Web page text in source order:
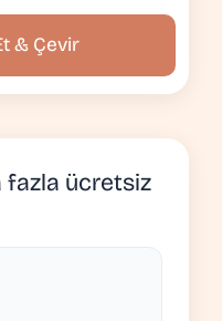
& Çevir
fazla ücretsiz